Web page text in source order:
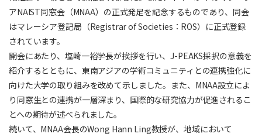
アNAIST同窓会（MNAA）の正式発足を記念するものであり、同会
はマレーシア登記局（Registrar of Societies：ROS）に正式登録
されています。
開会にあたり、塩崎一裕学長が挨拶を行い、J-PEAKS採択の意義を
紹介するとともに、東南アジアの学術コミュニティとの連携強化に
向けた大学の取り組みを改めて示しました。また、MNAA設立によ
り同窓生との連携が一層深まり、国際的な研究協力が促進されるこ
とへの期待が述べられました。
続いて、MNAA会長のWong Hann Ling教授が、地域において